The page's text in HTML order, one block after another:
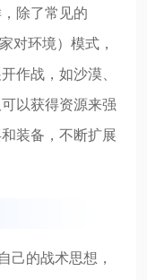
除了常见的
对环境）模式，
作战，如沙漠、
以获得资源来强
装备，不断扩展
己的战术思想，